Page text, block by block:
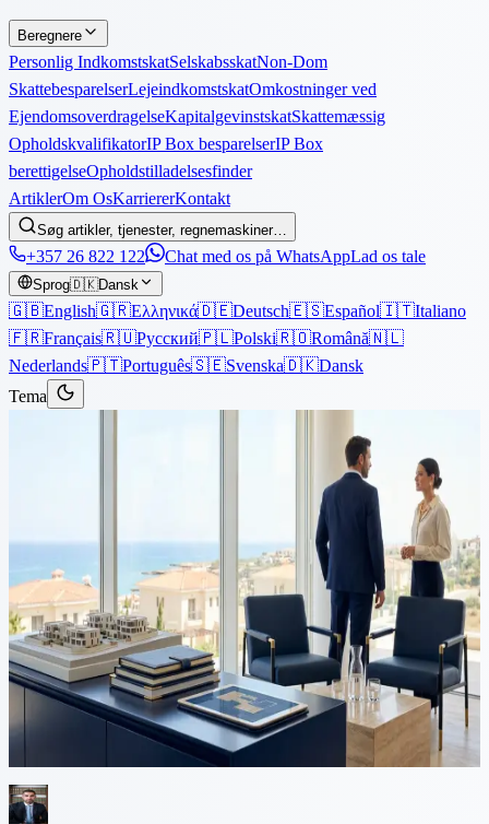
Beregnere
Personlig IndkomstskatSelskabsskatNon-Dom
SkattebesparelserLejeindkomstskatOmkostninger ved
EjendomsoverdragelseKapitalgevinstskatSkattemæssig
OpholdskvalifikatorIP Box besparelserIP Box
berettigelseOpholdstilladelsesfinder
ArtiklerOm OsKarriererKontakt
Søg artikler, tjenester, regnemaskiner…
+357 26 822 122 Chat med os på WhatsAppLad os tale
Sprog🇩🇰Dansk
🇬🇧English🇬🇷Ελληνικά🇩🇪Deutsch🇪🇸Español🇮🇹Italiano
🇫🇷Français🇷🇺Русский🇵🇱Polski🇷🇴Română🇳🇱
Nederlands🇵🇹Português🇸🇪Svenska🇩🇰Dansk
Tema
Sameje af Ejendom i Cypern:
Problemer og Juridiske
Løsninger
I Cypern er en betydelig del af fast ejendom fællesejet af to eller
flere personer. Dette opstår normalt gennem arv, ligedelte
donationer, fælles køb osv. Mens...